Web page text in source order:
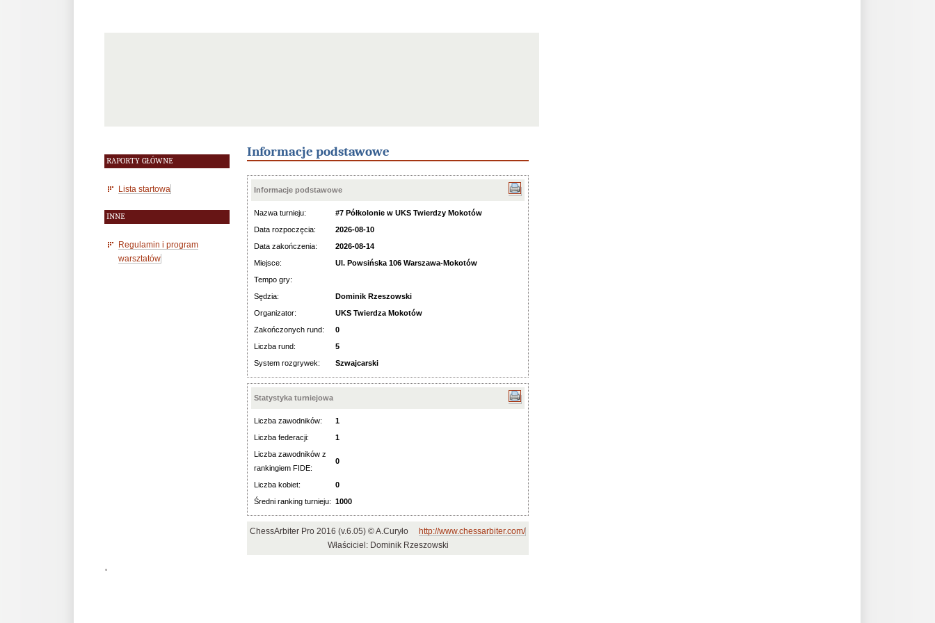
RAPORTY GŁÓWNE
Lista startowa
INNE
Regulamin i program
warsztatów
Informacje podstawowe
Informacje podstawowe
Nazwa turnieju:
#7 Półkolonie w UKS Twierdzy Mokotów
Data rozpoczęcia:
2026-08-10
Data zakończenia:
2026-08-14
Miejsce:
Ul. Powsińska 106 Warszawa-Mokotów
Tempo gry:
Sędzia:
Dominik Rzeszowski
Organizator:
UKS Twierdza Mokotów
Zakończonych rund:
0
Liczba rund:
5
System rozgrywek:
Szwajcarski
Statystyka turniejowa
Liczba zawodników:
1
Liczba federacji:
1
Liczba zawodników z
rankingiem FIDE:
0
Liczba kobiet:
0
Średni ranking turnieju: 1000
ChessArbiter Pro 2016 (v.6.05) © A.Curyło
http://www.chessarbiter.com/
Właściciel: Dominik Rzeszowski
'